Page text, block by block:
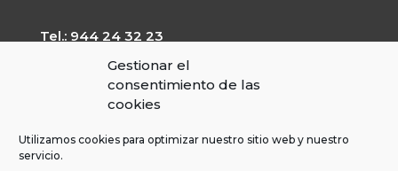
Gestionar el
consentimiento de las
cookies
Utilizamos cookies para optimizar nuestro sitio web y nuestro
servicio.
Tel.: 944 24 32 23
CIF: G-20227203